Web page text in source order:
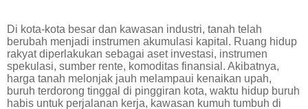
Di kota-kota besar dan kawasan industri, tanah telah
berubah menjadi instrumen akumulasi kapital. Ruang hidup
rakyat diperlakukan sebagai aset investasi, instrumen
spekulasi, sumber rente, komoditas finansial. Akibatnya,
harga tanah melonjak jauh melampaui kenaikan upah,
buruh terdorong tinggal di pinggiran kota, waktu hidup buruh
habis untuk perjalanan kerja, kawasan kumuh tumbuh di